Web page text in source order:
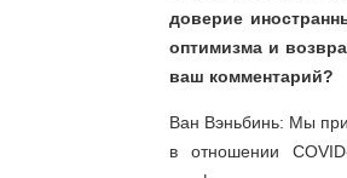
доверие
оптимизма и
ваш комментарий?
Ван Вэньбинь: Мы
в отношении